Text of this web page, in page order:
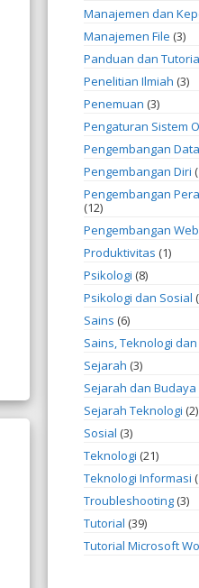
Manajemen dan
Manajemen File (3)
Panduan dan
Penelitian Ilmiah (3)
Penemuan (3)
Pengaturan Sistem
Pengembangan
Pengembangan Diri
Pengembangan
(12)
Pengembangan Web
Produktivitas (1)
Psikologi (8)
Psikologi dan Sosial
Sains (6)
Sains, Teknologi
Sejarah (3)
Sejarah dan Budaya
Sejarah Teknologi (2)
Sosial (3)
Teknologi (21)
Teknologi Informasi
Troubleshooting (3)
Tutorial (39)
Tutorial Microsoft